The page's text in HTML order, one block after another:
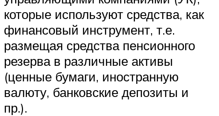
которые используют средства, как
финансовый инструмент, т.е.
размещая средства пенсионного
резерва в различные активы
(ценные бумаги, иностранную
валюту, банковские депозиты и
пр.).